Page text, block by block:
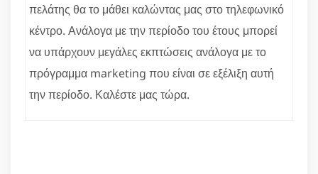
πελάτης θα το μάθει καλώντας μας στο τηλεφωνικό
κέντρο. Ανάλογα με την περίοδο του έτους μπορεί
να υπάρχουν μεγάλες εκπτώσεις ανάλογα με το
πρόγραμμα marketing που είναι σε εξέλιξη αυτή
την περίοδο. Καλέστε μας τώρα.